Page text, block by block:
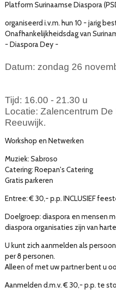
Platform Surinaamse Diaspora
organiseerd i.v.m. hun 10 - jarig
Onafhankelijkheidsdag van
- Diaspora Dey -
Datum: zondag 26
Tijd: 16.00 - 21.30 u
Locatie: Zalencentrum
Reeuwijk.
Workshop en Netwerken
Muziek: Sabroso
Catering: Roepan's Catering
Gratis parkeren
Entree: € 30,- p.p. INCLUSIEF
Doelgroep: diaspora en mensen
diaspora organisaties zijn van
U kunt zich aanmelden als
per 8 personen.
Alleen of met uw partner bent u
Aanmelden d.m.v. € 30,- p.p. te